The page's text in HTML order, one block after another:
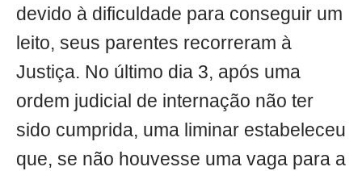
devido à dificuldade para conseguir um
leito, seus parentes recorreram à
Justiça. No último dia 3, após uma
ordem judicial de internação não ter
sido cumprida, uma liminar estabeleceu
que, se não houvesse uma vaga para a